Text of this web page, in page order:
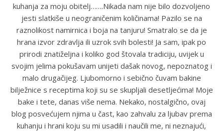
kuhanja za moju obitelj…….Nikada nam nije bilo dozvoljeno
jesti slatkiše u neograničenim količinama! Pazilo se na
raznolikost namirnica i boja na tanjuru! Smatralo se da je
hrana izvor zdravlja ili uzrok svih bolesti! Ja sam, ipak po
prirodi znatiželjna i koliko god štovala tradiciju, uvijek u
svojim jelima pokušavam unijeti dašak novog, nepoznatog i
malo drugačijeg. Ljubomorno i sebično čuvam bakine
bilježnice s receptima koji su se skupljali desetljećima! Moje
bake i tete, danas više nema. Nekako, nostalgično, ovaj
blog posvećujem njima u čast, kao zahvalu za ljubav prema
kuhanju i hrani koju su mi usadili i naučili me, ni neznajući,